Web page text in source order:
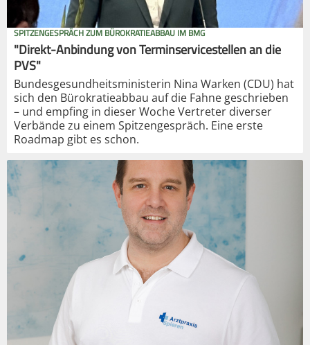
SPITZENGESPRÄCH ZUM BÜROKRATIEABBAU IM BMG
"Direkt-Anbindung von Terminservicestellen an die
PVS"
Bundesgesundheitsministerin Nina Warken (CDU) hat
sich den Bürokratieabbau auf die Fahne geschrieben
– und empfing in dieser Woche Vertreter diverser
Verbände zu einem Spitzengespräch. Eine erste
Roadmap gibt es schon.